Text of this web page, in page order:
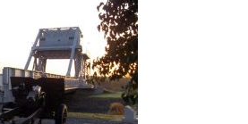
BILLETTERIE